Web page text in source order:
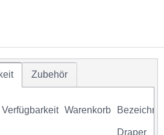
Zubehör
Verfügbarkeit Warenkorb
Draper